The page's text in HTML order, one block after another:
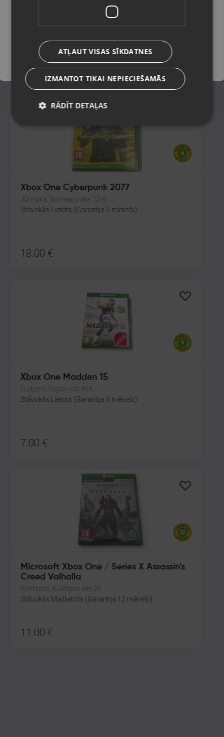
12.00€
Xbox One Cyberpunk 2077
Jūrmala, Nometņu iela 12-8
Stāvoklis Lietots (Garantija 6 mēneši)
18.00 €
Xbox One Madden 15
Gulbene, Rīgas iela 36A
Stāvoklis Lietots (Garantija 6 mēneši)
7.00 €
Microsoft Xbox One / Series X Assassin's
Creed Valhalla
Ventspils, Kuldīgas iela 26
Stāvoklis Mazlietots (Garantija 12 mēneši)
11.00 €
Saglabāt
ATĻAUT VISAS SĪKDATNES
IZMANTOT TIKAI NEPIECIEŠAMĀS
RĀDĪT DETAĻAS